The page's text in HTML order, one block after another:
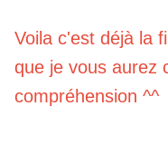
Voila c'est déjà la
que je vous aurez
compréhension ^^